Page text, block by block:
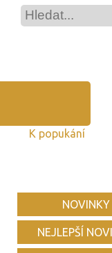
K popukání
NEJLEPŠÍ